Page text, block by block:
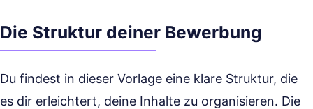
Die Struktur deiner Bewerbung
Du findest in dieser Vorlage eine klare Struktur, die
es dir erleichtert, deine Inhalte zu organisieren. Die